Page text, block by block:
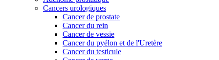
Cancers urologiques
Cancer de prostate
Cancer du rein
Cancer de vessie
Cancer du pyélon et de l'Uretère
Cancer du testicule